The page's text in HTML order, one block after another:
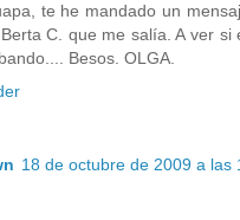
te he mandado un
C. que me salía. A ver si
Besos. OLGA.
18 de octubre de 2009 a las